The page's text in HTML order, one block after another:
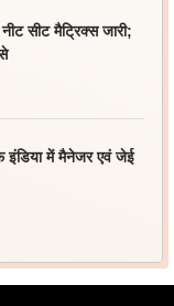
सीट मैट्रिक्स जारी;
में मैनेजर एवं जेई